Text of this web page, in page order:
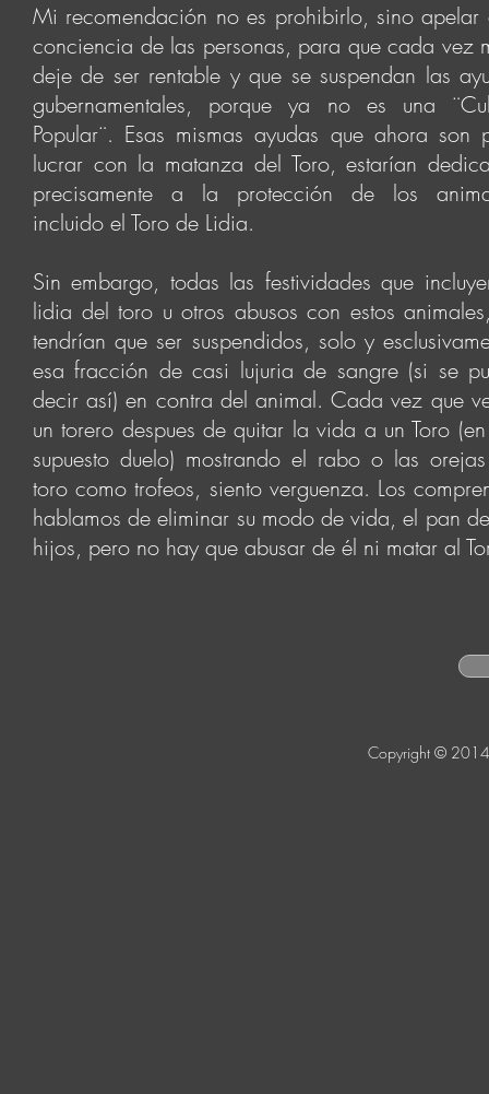
Mi recomendación no es prohibirlo, sino apelar
conciencia de las personas, para que cada vez
deje de ser rentable y que se suspendan las
gubernamentales, porque ya no es una
Popular¨. Esas mismas ayudas que ahora son
lucrar con la matanza del Toro, estarían
precisamente a la protección de los
incluido el Toro de Lidia.
Sin embargo, todas las festividades que
lidia del toro u otros abusos con estos
tendrían que ser suspendidos, solo y
esa fracción de casi lujuria de sangre (si se
decir así) en contra del animal. Cada vez que
un torero despues de quitar la vida a un Toro
supuesto duelo) mostrando el rabo o las
toro como trofeos, siento verguenza. Los
hablamos de eliminar su modo de vida, el pan
hijos, pero no hay que abusar de él ni matar al
Copyright ©